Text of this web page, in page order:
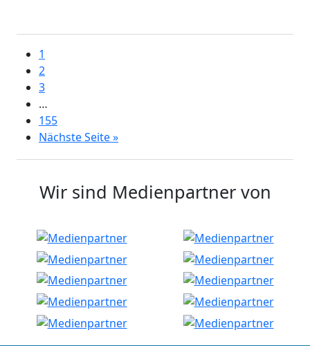
1
2
3
…
155
Nächste Seite »
Wir sind Medienpartner von